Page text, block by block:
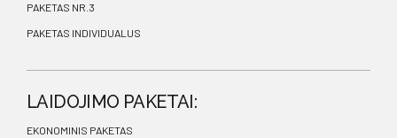
PAKETAS NR.3
PAKETAS INDIVIDUALUS
LAIDOJIMO PAKETAI:
EKONOMINIS PAKETAS